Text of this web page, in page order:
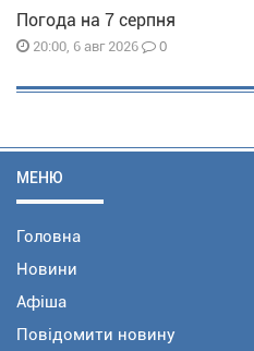
Погода на 7 серпня
20:00, 6 авг 2026 0
МЕНЮ
Головна
Новини
Афіша
Повідомити новину